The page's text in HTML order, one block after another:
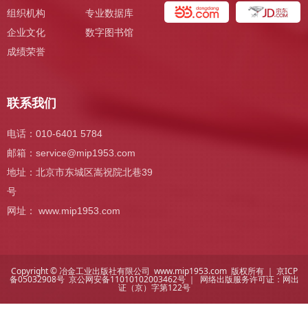
组织机构
企业文化
成绩荣誉
专业数据库
数字图书馆
联系我们
电话：010-6401 5784
邮箱： service@mip1953.com
地址：北京市东城区嵩祝院北巷39
号
网址： www.mip1953.com
Copyright © 冶金工业出版社有限公司 www.mip1953.com 版权所有 ｜ 京ICP
备05032908号京公网安备11010102003462号 ｜ 网络出版服务许可证： 网出
证（京）字第122号